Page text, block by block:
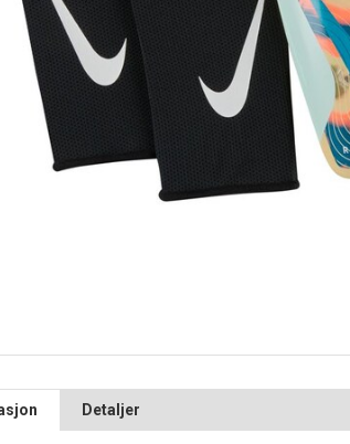
Detaljer